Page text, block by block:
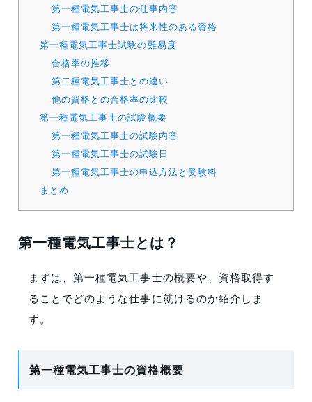
第一種電気工事士の仕事内容
第一種電気工事士は将来性のある資格
第一種電気工事士試験の難易度
合格率の推移
第二種電気工事士との違い
他の資格との合格率の比較
第一種電気工事士の試験概要
第一種電気工事士の試験内容
第一種電気工事士の試験日
第一種電気工事士の申込方法と受験料
まとめ
第一種電気工事士とは？
まずは、第一種電気工事士の概要や、資格取得す
ることでどのような仕事に就けるのか紹介しま
す。
第一種電気工事士の資格概要